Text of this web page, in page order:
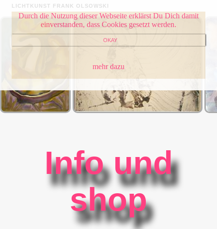
Durch die Nutzung dieser Webseite erklärst Du Dich damit
einverstanden, dass Cookies gesetzt werden.
OKAY
mehr dazu
LICHTKUNST FRANK OLSOWSKI
Info und
shop